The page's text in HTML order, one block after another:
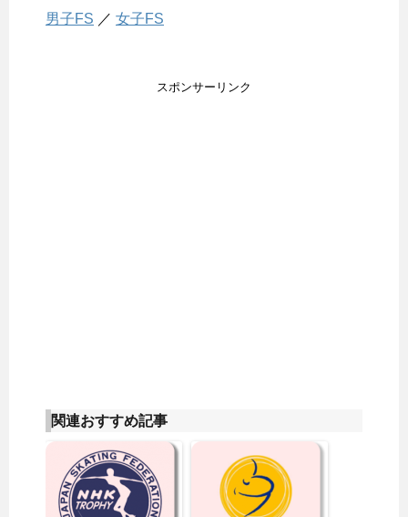
男子FS ／ 女子FS
スポンサーリンク
関連おすすめ記事